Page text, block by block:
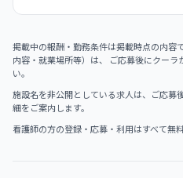
掲載中の報酬・勤務条件は掲載時点の内容
内容・就業場所等）は、 ご応募後にクー
い。
施設名を非公開としている求人は、ご応募
細をご案内します。
看護師の方の登録・応募・利用はすべて無料